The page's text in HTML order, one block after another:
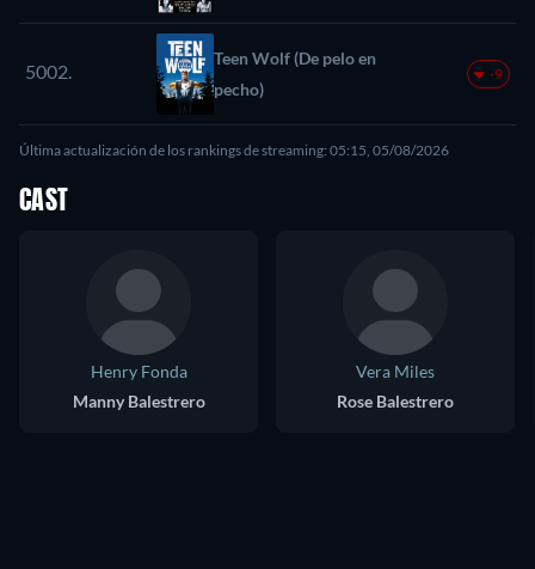
5002.
Teen Wolf (De pelo en
pecho)
-9
Última actualización de los rankings de streaming: 05:15, 05/08/2026
CAST
Henry Fonda
Manny Balestrero
Vera Miles
Rose Balestrero